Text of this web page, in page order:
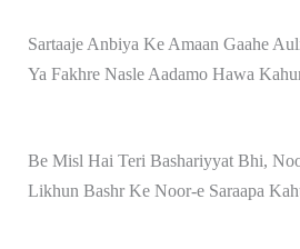
Sartaaje Anbiya Ke Amaan Gaahe
Ya Fakhre Nasle Aadamo Hawa
Be Misl Hai Teri Bashariyyat Bhi,
Likhun Bashr Ke Noor-e Saraapa